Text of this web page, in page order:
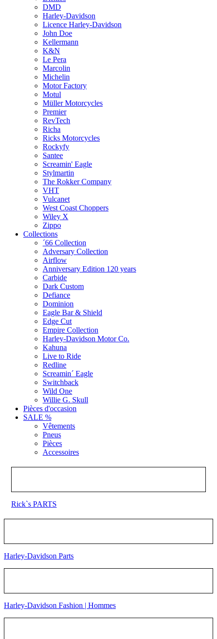
DMD
Harley-Davidson
Licence Harley-Davidson
John Doe
Kellermann
K&N
Le Pera
Marcolin
Michelin
Motor Factory
Motul
Müller Motorcycles
Premier
RevTech
Richa
Ricks Motorcycles
Rockyfy
Santee
Screamin' Eagle
Stylmartin
The Rokker Company
VHT
Vulcanet
West Coast Choppers
Wiley X
Zippo
Collections
´66 Collection
Adversary Collection
Airflow
Anniversary Edition 120 years
Carbide
Dark Custom
Defiance
Dominion
Eagle Bar & Shield
Edge Cut
Empire Collection
Harley-Davidson Motor Co.
Kahuna
Live to Ride
Redline
Screamin´ Eagle
Switchback
Wild One
Willie G. Skull
Pièces d'occasion
SALE %
Vêtements
Pneus
Pièces
Accessoires
Rick`s PARTS
Harley-Davidson Parts
Harley-Davidson Fashion | Hommes